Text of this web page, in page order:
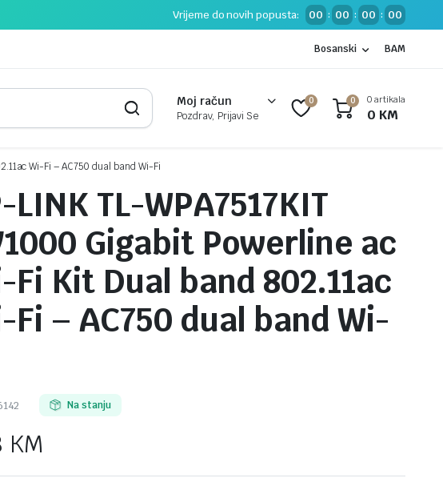
Vrijeme do novih popusta: 00 : 00 : 00 : 00
Bosanski BAM
Moj račun
Pozdrav, Prijavi Se
0 0 0 artikala
0 KM
Wi-Fi – AC750 dual band Wi-Fi
LINK TL-WPA7517KIT
Gigabit Powerline ac
Fi Kit Dual band 802.11ac
Fi – AC750 dual band Wi-
Na stanju
KM